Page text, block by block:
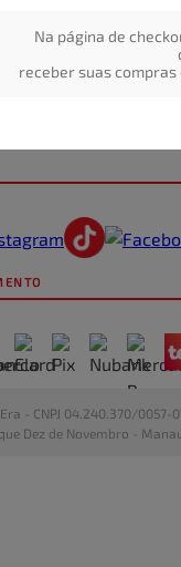
Na página de
receber suas
- CNPJ 04.240.370/0057-
Dez de Novembro -